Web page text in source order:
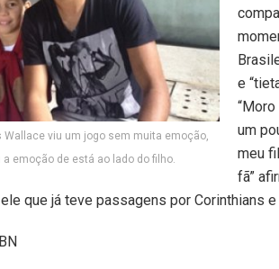
Wallace viu um jogo sem muita emoção,
a emoção de está ao lado do filho.
e
um
meu
fã”
que já teve passagens por Corinthians e